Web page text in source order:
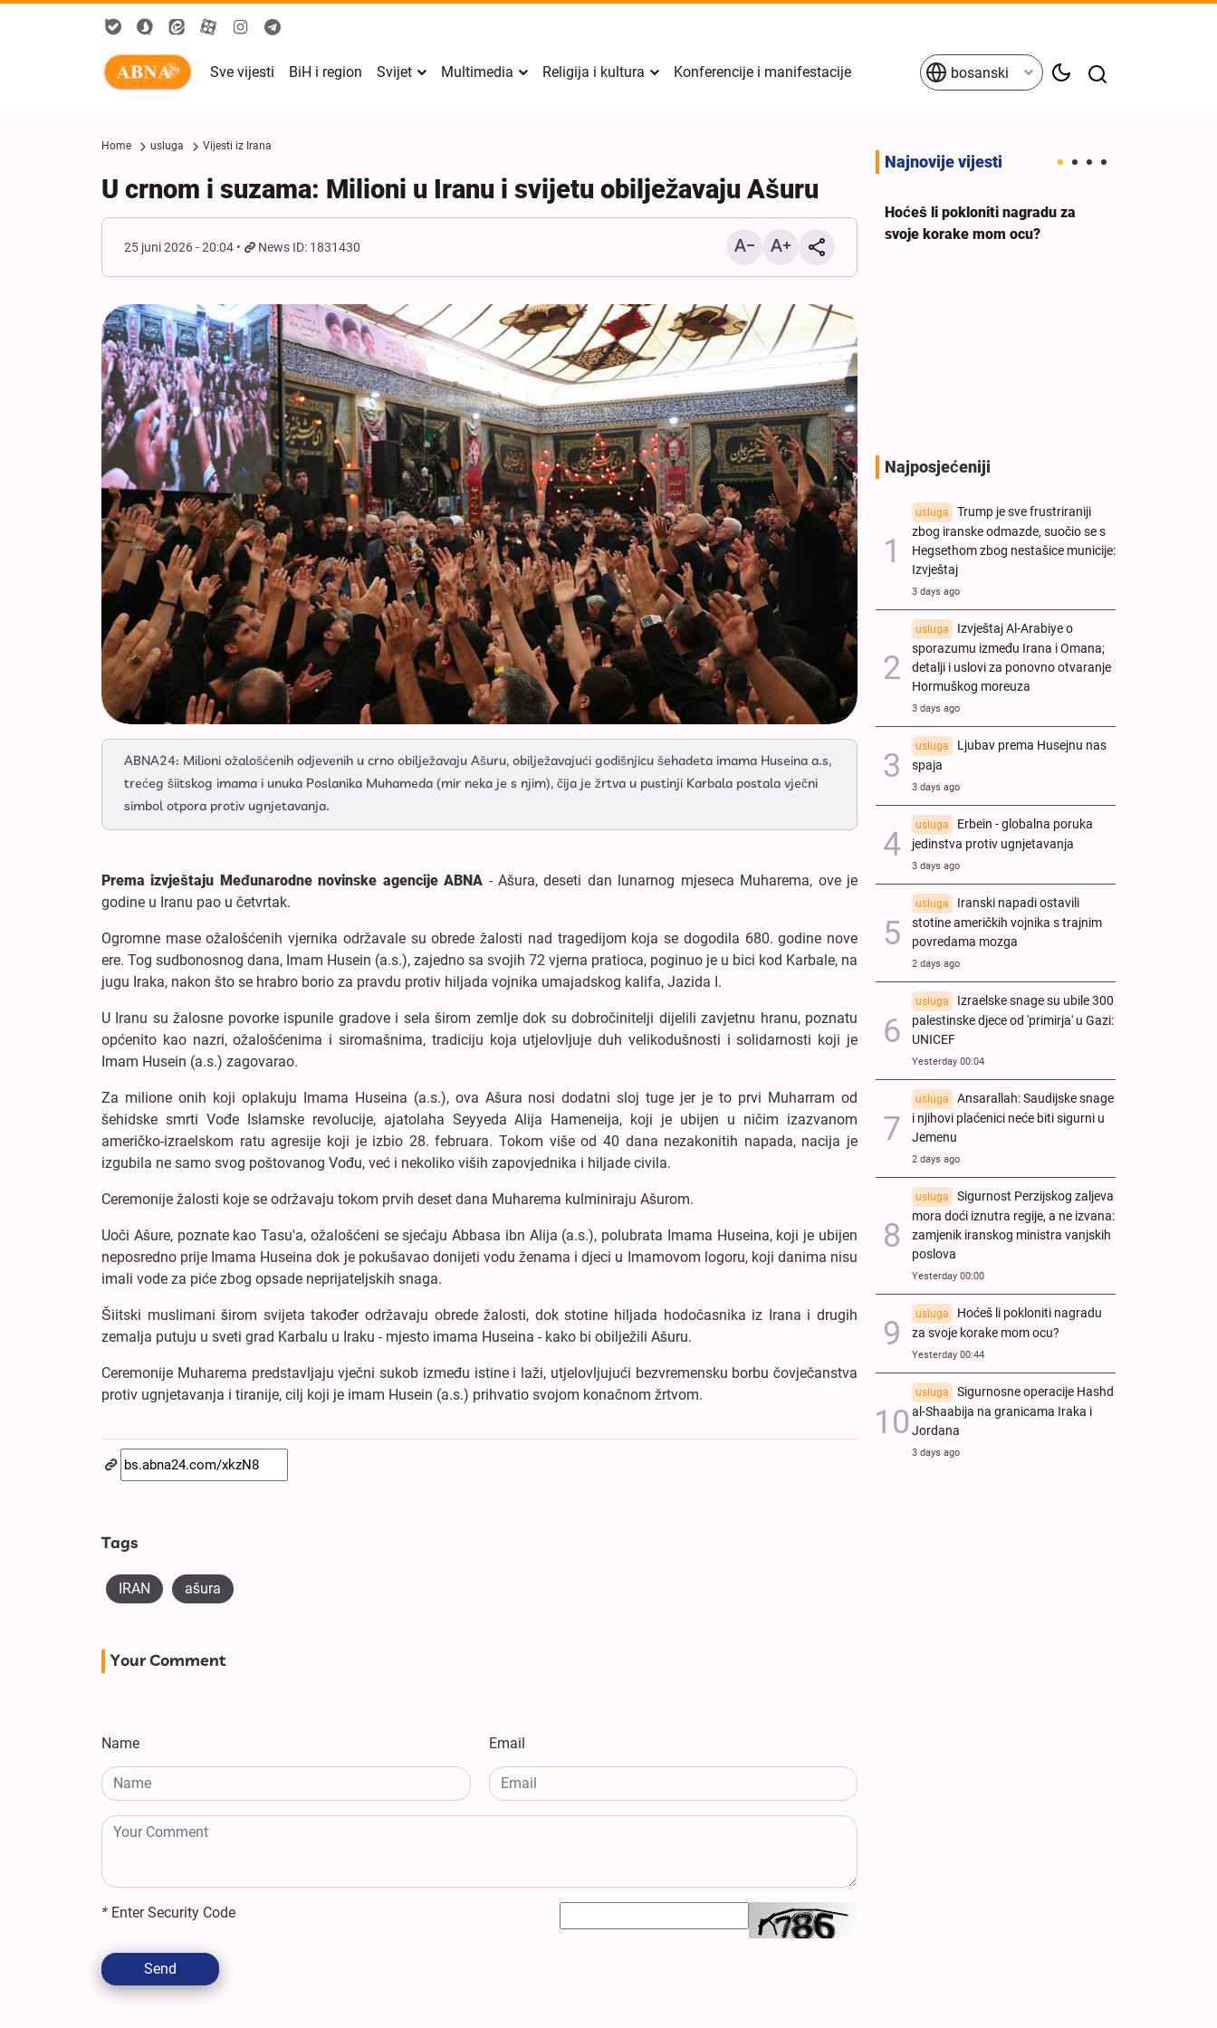
Sve vijesti BiH i region Svijet Multimedia Religija i kultura Konferencije i manifestacije bosanski
Home usluga Vijesti iz Irana
U crnom i suzama: Milioni u Iranu i svijetu obilježavaju Ašuru
25 juni 2026 - 20:04 News ID: 1831430
ABNA24: Milioni ožalošćenih odjevenih u crno obilježavaju Ašuru, obilježavajući godišnjicu šehadeta imama Huseina a.s,
trećeg šiitskog imama i unuka Poslanika Muhameda (mir neka je s njim), čija je žrtva u pustinji Karbala postala vječni
simbol otpora protiv ugnjetavanja.
Prema izvještaju Međunarodne novinske agencije ABNA - Ašura, deseti dan lunarnog mjeseca Muharema, ove je
godine u Iranu pao u četvrtak.
Ogromne mase ožalošćenih vjernika održavale su obrede žalosti nad tragedijom koja se dogodila 680. godine nove
ere. Tog sudbonosnog dana, Imam Husein (a.s.), zajedno sa svojih 72 vjerna pratioca, poginuo je u bici kod Karbale, na
jugu Iraka, nakon što se hrabro borio za pravdu protiv hiljada vojnika umajadskog kalifa, Jazida I.
U Iranu su žalosne povorke ispunile gradove i sela širom zemlje dok su dobročinitelji dijelili zavjetnu hranu, poznatu
općenito kao nazri, ožalošćenima i siromašnima, tradiciju koja utjelovljuje duh velikodušnosti i solidarnosti koji je
Imam Husein (a.s.) zagovarao.
Za milione onih koji oplakuju Imama Huseina (a.s.), ova Ašura nosi dodatni sloj tuge jer je to prvi Muharram od
šehidske smrti Vođe Islamske revolucije, ajatolaha Seyyeda Alija Hameneija, koji je ubijen u ničim izazvanom
američko-izraelskom ratu agresije koji je izbio 28. februara. Tokom više od 40 dana nezakonitih napada, nacija je
izgubila ne samo svog poštovanog Vođu, već i nekoliko viših zapovjednika i hiljade civila.
Ceremonije žalosti koje se održavaju tokom prvih deset dana Muharema kulminiraju Ašurom.
Uoči Ašure, poznate kao Tasu'a, ožalošćeni se sjećaju Abbasa ibn Alija (a.s.), polubrata Imama Huseina, koji je ubijen
neposredno prije Imama Huseina dok je pokušavao donijeti vodu ženama i djeci u Imamovom logoru, koji danima nisu
imali vode za piće zbog opsade neprijateljskih snaga.
Šiitski muslimani širom svijeta također održavaju obrede žalosti, dok stotine hiljada hodočasnika iz Irana i drugih
zemalja putuju u sveti grad Karbalu u Iraku - mjesto imama Huseina - kako bi obilježili Ašuru.
Ceremonije Muharema predstavljaju vječni sukob između istine i laži, utjelovljujući bezvremensku borbu čovječanstva
protiv ugnjetavanja i tiranije, cilj koji je imam Husein (a.s.) prihvatio svojom konačnom žrtvom.
Tags
IRAN ašura
Your Comment
Name Email
* Enter Security Code
Send
Najnovije vijesti
Sigurnost Perzijskog zaljeva
mora doći iznutra regije, a ne
izvana: zamjenik iranskog
ministra vanjskih poslova
Hoćeš li pokloniti nagradu za
svoje korake mom ocu?
Najposjećeniji
usluga
Trump je sve frustriraniji
zbog iranske odmazde, suočio se s
Hegsethom zbog nestašice municije:
Izvještaj
3 days ago
usluga
Izvještaj Al-Arabiye o
sporazumu između Irana i Omana;
detalji i uslovi za ponovno otvaranje
Hormuškog moreuza
3 days ago
usluga
Ljubav prema Husejnu nas
spaja
3 days ago
usluga
Erbein - globalna poruka
jedinstva protiv ugnjetavanja
3 days ago
usluga
Iranski napadi ostavili
stotine američkih vojnika s trajnim
povredama mozga
2 days ago
usluga
Izraelske snage su ubile 300
palestinske djece od 'primirja' u Gazi:
UNICEF
Yesterday 00:04
usluga
Ansarallah: Saudijske snage
i njihovi plaćenici neće biti sigurni u
Jemenu
2 days ago
usluga
Sigurnost Perzijskog zaljeva
mora doći iznutra regije, a ne izvana:
zamjenik iranskog ministra vanjskih
poslova
Yesterday 00:00
usluga
Hoćeš li pokloniti nagradu
za svoje korake mom ocu?
Yesterday 00:44
usluga
Sigurnosne operacije Hashd
al-Shaabija na granicama Iraka i
Jordana
3 days ago